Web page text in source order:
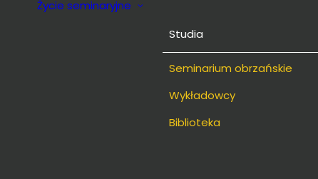
Życie seminaryjne
Studia
Seminarium obrzańskie
Wykładowcy
Biblioteka